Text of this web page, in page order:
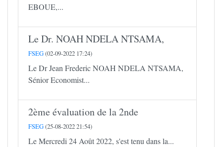
EBOUE,...
Le Dr. NOAH NDELA NTSAMA,
FSEG(02-09-2022 17:24)
Le Dr Jean Frederic NOAH NDELA NTSAMA,
Sénior Economist...
2ème évaluation de la 2nde
FSEG(25-08-2022 21:54)
Le Mercredi 24 Août 2022, s'est tenu dans la...